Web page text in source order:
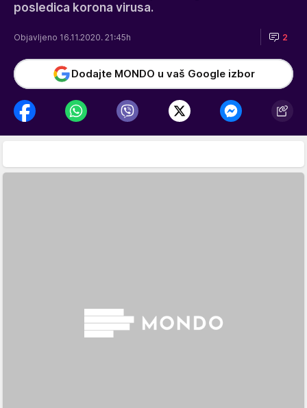
posledica korona virusa.
Objavljeno 16.11.2020. 21:45h 2
Dodajte MONDO u vaš Google izbor